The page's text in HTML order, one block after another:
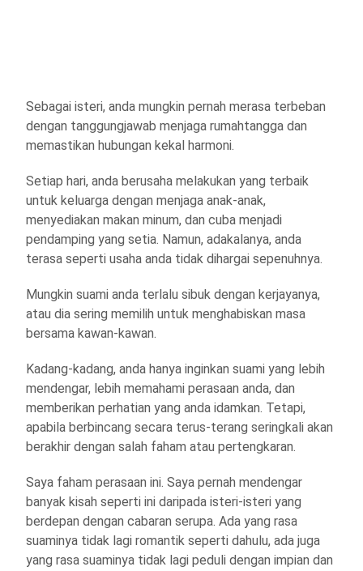
Sebagai isteri, anda mungkin pernah merasa terbeban
dengan tanggungjawab menjaga rumahtangga dan
memastikan hubungan kekal harmoni.
Setiap hari, anda berusaha melakukan yang terbaik
untuk keluarga dengan menjaga anak-anak,
menyediakan makan minum, dan cuba menjadi
pendamping yang setia. Namun, adakalanya, anda
terasa seperti usaha anda tidak dihargai sepenuhnya.
Mungkin suami anda terlalu sibuk dengan kerjayanya,
atau dia sering memilih untuk menghabiskan masa
bersama kawan-kawan.
Kadang-kadang, anda hanya inginkan suami yang lebih
mendengar, lebih memahami perasaan anda, dan
memberikan perhatian yang anda idamkan. Tetapi,
apabila berbincang secara terus-terang seringkali akan
berakhir dengan salah faham atau pertengkaran.
Saya faham perasaan ini. Saya pernah mendengar
banyak kisah seperti ini daripada isteri-isteri yang
berdepan dengan cabaran serupa. Ada yang rasa
suaminya tidak lagi romantik seperti dahulu, ada juga
yang rasa suaminya tidak lagi peduli dengan impian dan